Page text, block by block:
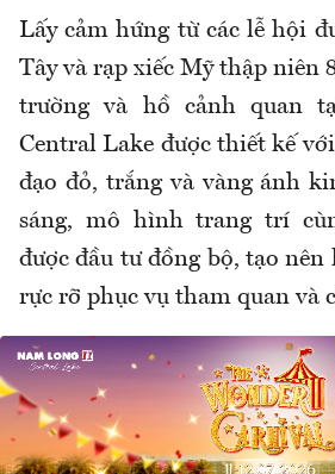
Lấy cảm hứng từ các lễ hội
Tây và rạp xiếc Mỹ thập niên
trường và hồ cảnh quan
Central Lake được thiết kế
đạo đỏ, trắng và vàng ánh
sáng, mô hình trang trí
được đầu tư đồng bộ, tạo
rực rỡ phục vụ tham quan và